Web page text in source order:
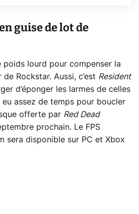
guise de lot de
poids lourd pour compenser la
Rockstar. Aussi, c’est Resident
d’éponger les larmes de celles
eu assez de temps pour boucler
offerte par Red Dead
prochain. Le FPS
sera disponible sur PC et Xbox